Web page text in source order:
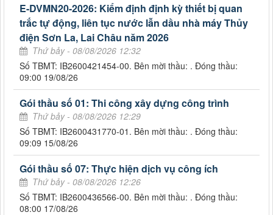
E-DVMN20-2026: Kiểm định định kỳ thiết bị quan
trắc tự động, liên tục nước lẫn dầu nhà máy Thủy
điện Sơn La, Lai Châu năm 2026
Thứ bảy - 08/08/2026 12:32
Số TBMT: IB2600421454-00. Bên mời thầu: . Đóng thầu:
09:00 19/08/26
Gói thầu số 01: Thi công xây dựng công trình
Thứ bảy - 08/08/2026 12:29
Số TBMT: IB2600431770-01. Bên mời thầu: . Đóng thầu:
09:09 15/08/26
Gói thầu số 07: Thực hiện dịch vụ công ích
Thứ bảy - 08/08/2026 12:26
Số TBMT: IB2600436566-00. Bên mời thầu: . Đóng thầu:
08:00 17/08/26